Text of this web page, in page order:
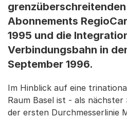
Abonnements
1995 und die
Verbindungsbahn in
September 1996.
Im Hinblick auf eine
Raum Basel ist - als
der ersten Durchmesserlinie